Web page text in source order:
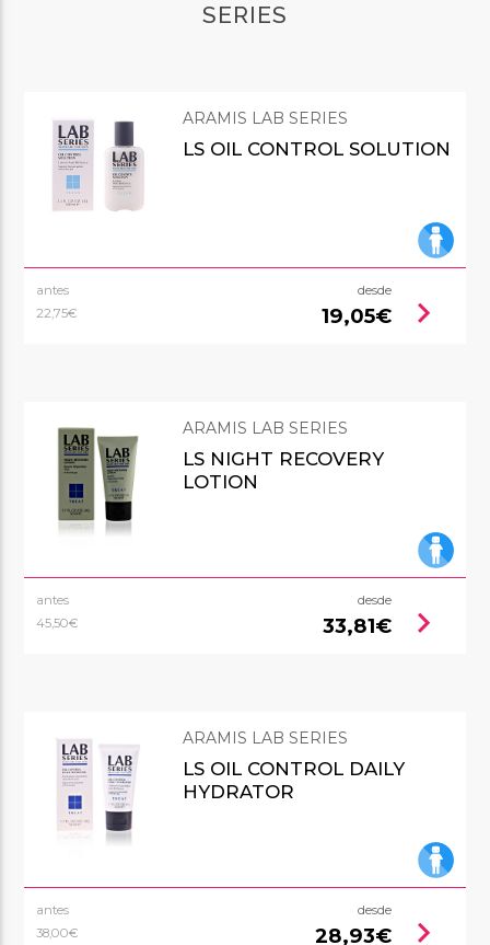
SERIES
ARAMIS LAB SERIES
LS OIL CONTROL SOLUTION
antes
22,75€
desde
19,05€ chevron_right
ARAMIS LAB SERIES
LS NIGHT RECOVERY
LOTION
antes
45,50€
desde
33,81€ chevron_right
ARAMIS LAB SERIES
LS OIL CONTROL DAILY
HYDRATOR
antes
38,00€
desde
28,93€ chevron_right